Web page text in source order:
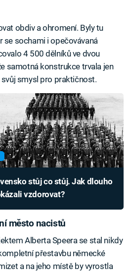
obdiv a ohromení. Byly tu
se sochami i opečovávaná
4 500 dělníků ve dvou
samotná konstrukce trvala jen
smysl pro praktičnost.
stůj co stůj. Jak dlouho
vzdorovat?
město nacistů
Alberta Speera se stal nikdy
přestavbu německé
a na jeho místě by vyrostla